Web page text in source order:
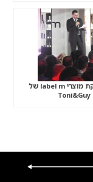
ארוע השקת מוצרי label m של
Toni&Guy